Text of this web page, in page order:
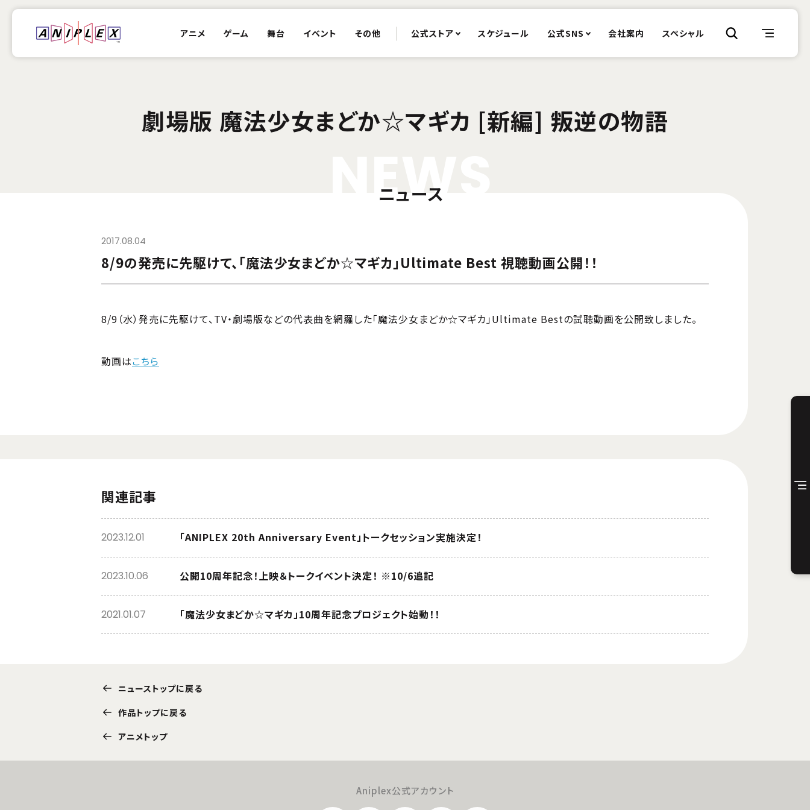
アニメ ゲーム 舞台 イベント その他 公式ストア スケジュール 公式SNS 会社案内 スペシャル
劇場版 魔法少女まどか☆マギカ [新編] 叛逆の物語
EW
ニュース
2017.08.04
8/9の発売に先駆けて、「魔法少女まどか☆マギカ」Ultimate Best 視聴動画公開！！
8/9（水）発売に先駆けて、TV・劇場版などの代表曲を網羅した「魔法少女まどか☆マギカ」Ultimate Bestの試聴動画を公開致しました。
動画はこちら
関連記事
「ANIPLEX 20th Anniversary Event」トークセッション実施決定！
2023.12.01
公開10周年記念！上映＆トークイベント決定！ ※10/6追記
2023.10.06
「魔法少女まどか☆マギカ」10周年記念プロジェクト始動！！
2021.01.07
ニューストップに戻る
作品トップに戻る
アニメトップ
Aniplex公式アカウント